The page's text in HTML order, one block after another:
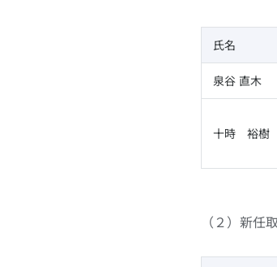
氏名
泉谷 直木
十時 裕樹
（２）新任